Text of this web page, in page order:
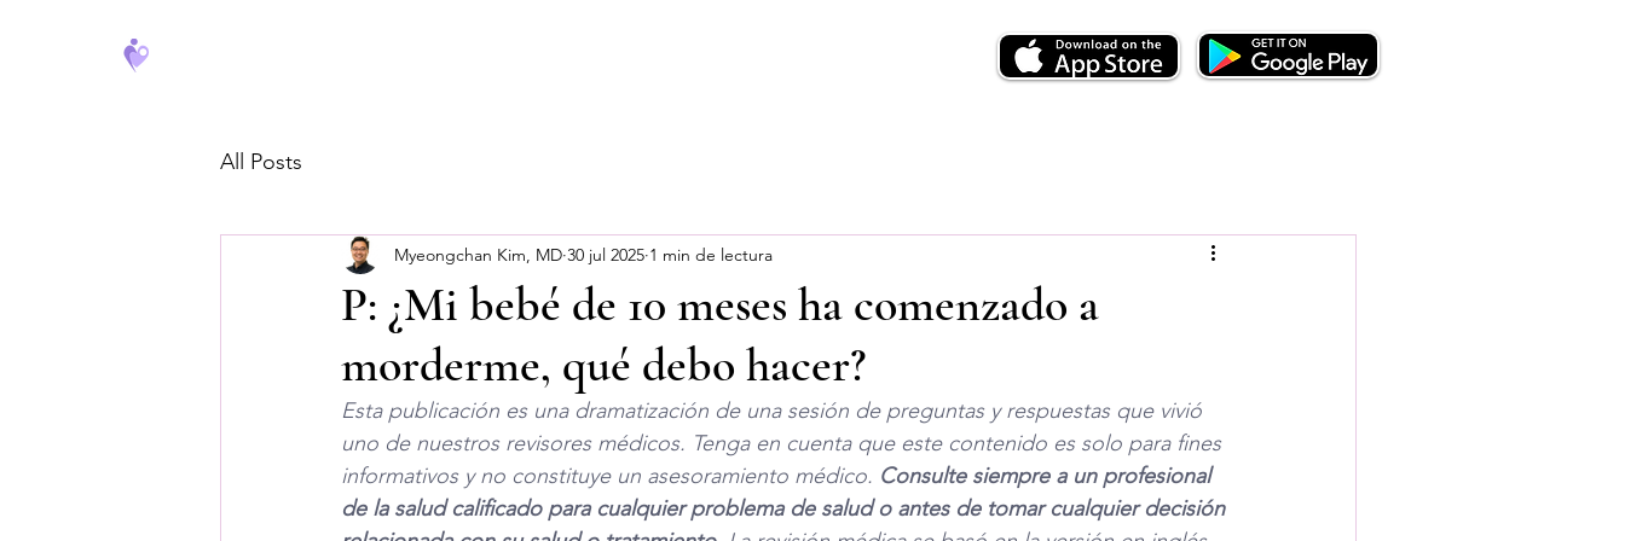
All Posts
P: ¿Mi bebé de 10 meses ha comenzado a
morderme, qué debo hacer?
Myeongchan Kim, MD 30 jul 2025 1 min de lectura
Esta publicación es una dramatización de una sesión de preguntas y respuestas que vivió
uno de nuestros revisores médicos. Tenga en cuenta que este contenido es solo para fines
informativos y no constituye un asesoramiento médico. Consulte siempre a un profesional
de la salud calificado para cualquier problema de salud o antes de tomar cualquier decisión